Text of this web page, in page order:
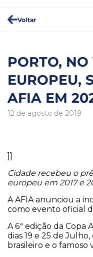
Voltar
PORTO,
EUROPEU,
AFIA EM
12 de agosto de 2019
Cidade recebeu o
europeu em 2017 e
A AFIA anunciou a
como evento oficial
A 6ª edição da Copa
dias 19 e 25 de
brasileiro e o famoso